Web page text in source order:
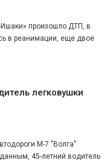
Ишаки» произошло ДТП, в
в реанимации, еще двое
легковушки
М-7 "Волга"
45-летний водитель